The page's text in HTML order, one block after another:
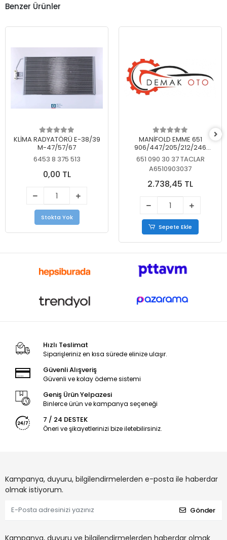
Benzer Ürünler
KLİMA RADYATÖRÜ E-38/39
M-47/57/67
6453 8 375 513
0,00 TL
Stokta Yok
MANİFOLD EMME 651
906/447/205/212/246
KELEBEKSİZ
651 090 30 37 TACLAR
A6510903037
2.738,45 TL
Sepete Ekle
Hızlı Teslimat
Siparişleriniz en kısa sürede elinize ulaşır.
Güvenli Alışveriş
Güvenli ve kolay ödeme sistemi
Geniş Ürün Yelpazesi
Binlerce ürün ve kampanya seçeneği
7 / 24 DESTEK
Öneri ve şikayetlerinizi bize iletebilirsiniz.
Kampanya, duyuru, bilgilendirmelerden e-posta ile haberdar
olmak istiyorum.
Gönder
Kampanya, duyuru ve bilgilendirmelerden haberdar olmak